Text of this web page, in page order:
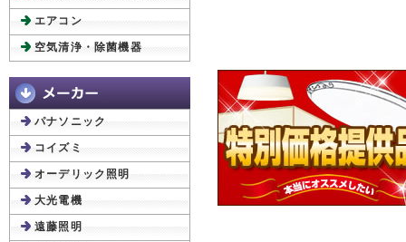
エアコン
空気清浄・除菌機器
パナソニック
コイズミ
オーデリック照明
大光電機
遠藤照明